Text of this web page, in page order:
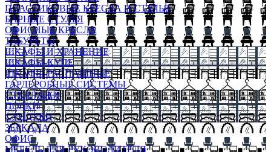
ПЛАСТИКОВЫЕ КРЕСЛА И СТУЛЬЯ
БАРНЫЕ СТУЛЬЯ
ОФИСНЫЕ КРЕСЛА
ТАБУРЕТЫ
ШКАФЫ И ХРАНЕНИЕ
ШКАФЫ-КУПЕ
ШКАФЫ-РАСПАШНЫЕ
ГАРДЕРОБНЫЕ СИСТЕМЫ
СТЕЛЛАЖИ
ПОЛКИ
СУНДУКИ
ЗЕРКАЛА
ОФИС
МЕБЕЛЬ ДЛЯ РУКОВОДИТЕЛЯ